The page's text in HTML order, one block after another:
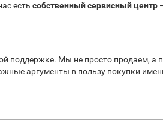
есть собственный сервисный центр
поддержке. Мы не просто продаем, а
аргументы в пользу покупки